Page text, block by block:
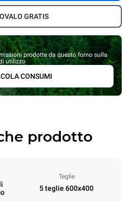
GRATIS
prodotte da questo forno sulla
utilizzo
CONSUMI
prodotto
Teglie
5 teglie 600x400